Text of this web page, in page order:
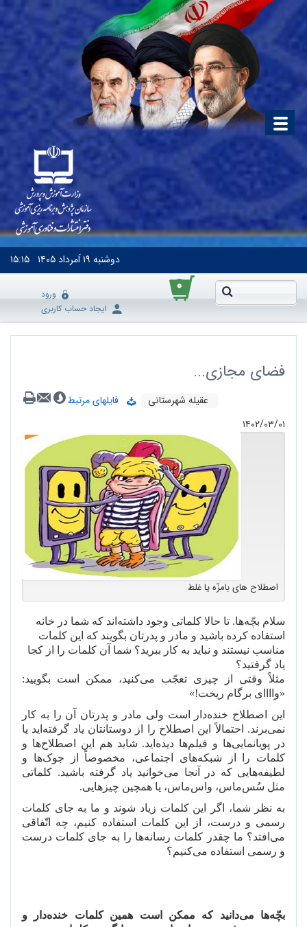
دوشنبه ۱۹ اَمرداد ۱۴۰۵ ۱۵:۱۵
۰
ورود
ایجاد حساب کاربری
فضای مجازی...
عقیله شهرستانی
فایلهای مرتبط
۱۴۰۲/۰۳/۰۱
اصطلاح های بامزّه یا غلط
سلام بچّهها. تا حالا کلماتی وجود داشته اند که شما در خانه
استفاده کرده باشید و مادر و پدرتان بگویند که این کلمات
مناسب نیستند و نباید به کار ببرید؟ شما آن کلمات را از کجا
یاد گرفتید؟
مثلاً وقتی از چیزی تعجّب میکنید، ممکن است بگویید:
«واااای برگام ریخت!»
این اصطلاح خندهدار است ولی مادر و پدرتان آن را به کار
نمیبرند. احتمالاً این اصطلاح را از دوستانتان یاد گرفته اید یا
در پویانماییها و فیلمها دیده اید. شاید هم این اصطلاحها و
کلمات را از شبکههای اجتماعی، مخصوصاً از جوکها و
لطیفههایی که در آنجا میخوانید یاد گرفته باشید. کلماتی
مثل سُسماس، واسماس، یا همچین چیزهایی.
به نظر شما، اگر این کلمات زیاد شوند و ما به جای کلمات
رسمی و درست، از این کلمات استفاده کنیم، چه اتّفاقی
می افتد؟ ما چقدر کلمات رسانهها را به جای کلمات درست
و رسمی استفاده میکنیم؟
بچّهها میدانید که ممکن است همین کلمات خندهدار و